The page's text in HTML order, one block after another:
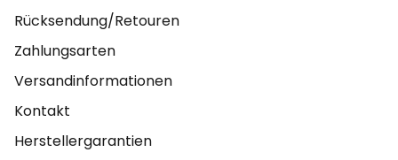
Rücksendung/Retouren
Zahlungsarten
Versandinformationen
Kontakt
Herstellergarantien